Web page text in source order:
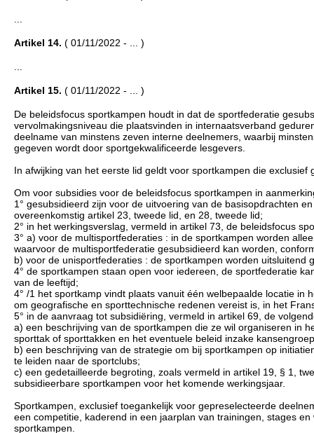
Artikel 14. ( 01/11/2022 - ... )
Artikel 15. ( 01/11/2022 - ... )
De beleidsfocus sportkampen houdt in dat de sportfederatie
vervolmakingsniveau die plaatsvinden in internaatsverband
deelname van minstens zeven interne deelnemers, waarbij
gegeven wordt door sportgekwalificeerde lesgevers.
In afwijking van het eerste lid geldt voor sportkampen die
Om voor subsidies voor de beleidsfocus sportkampen in
1° gesubsidieerd zijn voor de uitvoering van de basisopdrachten
overeenkomstig artikel 23, tweede lid, en 28, tweede lid;
2° in het werkingsverslag, vermeld in artikel 73, de beleidsfocus
3° a) voor de multisportfederaties : in de sportkampen worden
waarvoor de multisportfederatie gesubsidieerd kan worden,
b) voor de unisportfederaties : de sportkampen worden
4° de sportkampen staan open voor iedereen, de sportfederatie
van de leeftijd;
4° /1 het sportkamp vindt plaats vanuit één welbepaalde locatie
om geografische en sporttechnische redenen vereist is, in het
5° in de aanvraag tot subsidiëring, vermeld in artikel 69, de
a) een beschrijving van de sportkampen die ze wil organiseren in
sporttak of sporttakken en het eventuele beleid inzake
b) een beschrijving van de strategie om bij sportkampen op
te leiden naar de sportclubs;
c) een gedetailleerde begroting, zoals vermeld in artikel 19, § 1,
subsidieerbare sportkampen voor het komende werkingsjaar.
Sportkampen, exclusief toegankelijk voor gepreselecteerde
een competitie, kaderend in een jaarplan van trainingen, stages
sportkampen.